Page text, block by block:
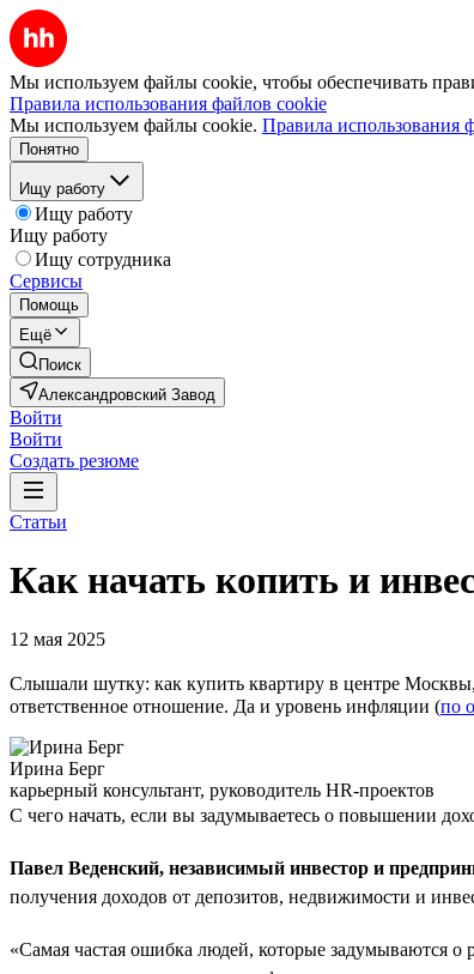
Мы используем файлы cookie, чтобы обеспечивать
Правила использования файлов cookie
Мы используем файлы cookie. Правила использования
Понятно
Ищу работу
Ищу работу
Ищу работу
Ищу сотрудника
Сервисы
Помощь
Ещё
Поиск
Александровский Завод
Войти
Войти
Создать резюме
Статьи
Как начать копить и
12 мая 2025
Слышали шутку: как купить квартиру в центре
ответственное отношение. Да и уровень инфляции (по
Ирина Берг
карьерный консультант, руководитель HR-проектов
С чего начать, если вы задумываетесь о повышении
Павел Веденский, независимый инвестор и
получения доходов от депозитов, недвижимости и
«Самая частая ошибка людей, которые задумываются